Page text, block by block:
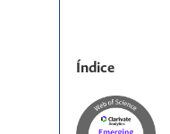
Índice